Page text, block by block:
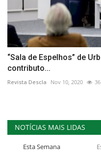
“Sala de Espelhos” de
contributo...
Revista Descla Nov 10, 2020
NOTÍCIAS MAIS LIDAS
Esta Semana